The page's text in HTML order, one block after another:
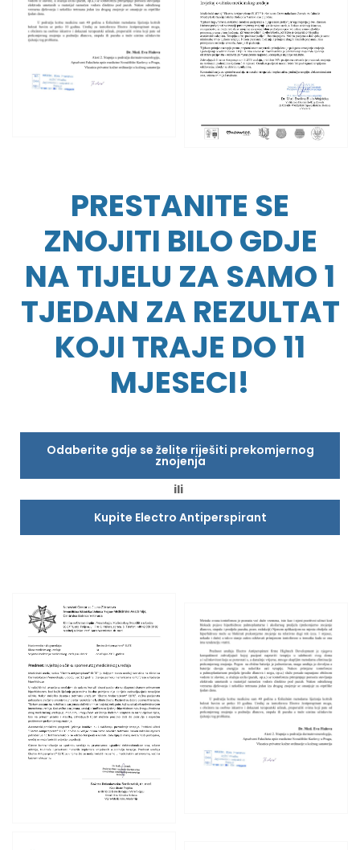
PRESTANITE SE
ZNOJITI BILO GDJE
NA TIJELU ZA SAMO 1
TJEDAN ZA REZULTAT
KOJI TRAJE DO 11
MJESECI!
Odaberite gdje se želite riješiti prekomjernog
znojenja
ili
Kupite Electro Antiperspirant